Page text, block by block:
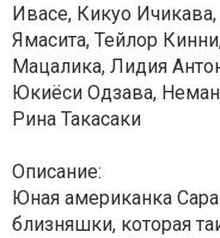
Ивасе, Кикуо
Ямасита, Тейлор
Мацалика, Лидия
Юкиёси Одзава,
Рина Такасаки
Описание:
Юная американка
близняшки, которая